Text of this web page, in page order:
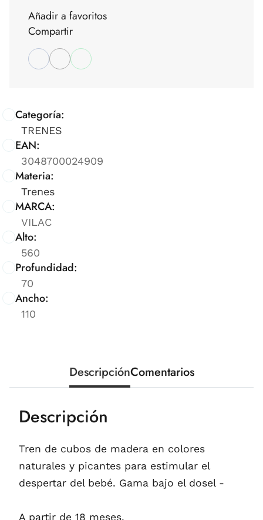
Categoría:
TRENES
EAN:
3048700024909
Materia:
Trenes
MARCA:
VILAC
Alto:
560
Profundidad:
70
Ancho:
110
Añadir a favoritos
Compartir
DescripciónComentarios
Descripción
Tren de cubos de madera en colores
naturales y picantes para estimular el
despertar del bebé. Gama bajo el dosel -
A partir de 18 meses.